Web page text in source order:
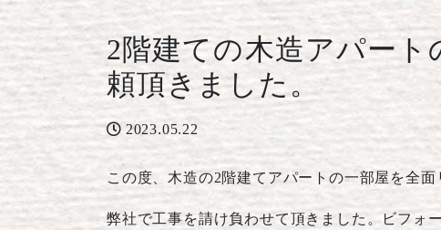
2階建ての木造アパー
頼頂きました。
2023.05.22
この度、木造の2階建てアパートの一部屋を全面
弊社で工事を請け負わせて頂きました。ビフォ